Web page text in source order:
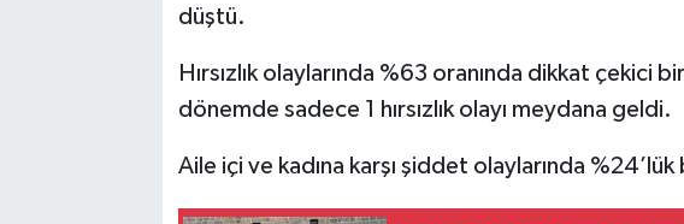
düştü.
Hırsızlık olaylarında %63 oranında dikkat çekici
dönemde sadece 1 hırsızlık olayı meydana geldi.
Aile içi ve kadına karşı şiddet olaylarında %24’lük